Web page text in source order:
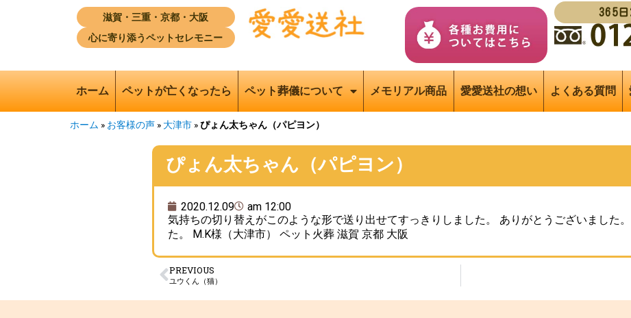
滋賀・三重・京都・大阪
心に寄り添うペットセレモニー
365
ホーム ペットが亡くなったら ペット葬儀について メモリアル商品 愛愛送社の想い よくある質問
ホーム » お客様の声 » 大津市 »ぴょん太ちゃん（パピヨン）
ぴょん太ちゃん（パピヨン）
2020.12.09
am 12:00
気持ちの切り替えがこのような形で送り出せてすっきりしました。 ありがとうございました
た。 M.K様（大津市） ペット火葬 滋賀 京都 大阪
PREVIOUS
ユウくん（猫）